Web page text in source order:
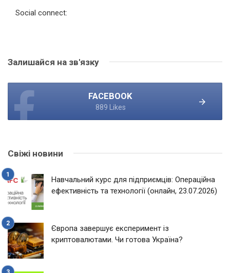
Social connect:
Залишайся на зв'язку
FACEBOOK
889 Likes
Свіжі новини
Навчальний курс для підприємців: Операційна
ефективність та технології (онлайн, 23.07.2026)
Європа завершує експеримент із
криптовалютами. Чи готова Україна?